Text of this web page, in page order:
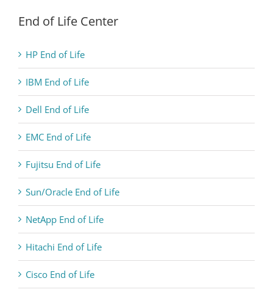
End of Life Center
HP End of Life
IBM End of Life
Dell End of Life
EMC End of Life
Fujitsu End of Life
Sun/Oracle End of Life
NetApp End of Life
Hitachi End of Life
Cisco End of Life